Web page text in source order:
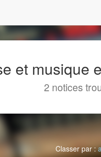
et musique
2 notices
Classer par :